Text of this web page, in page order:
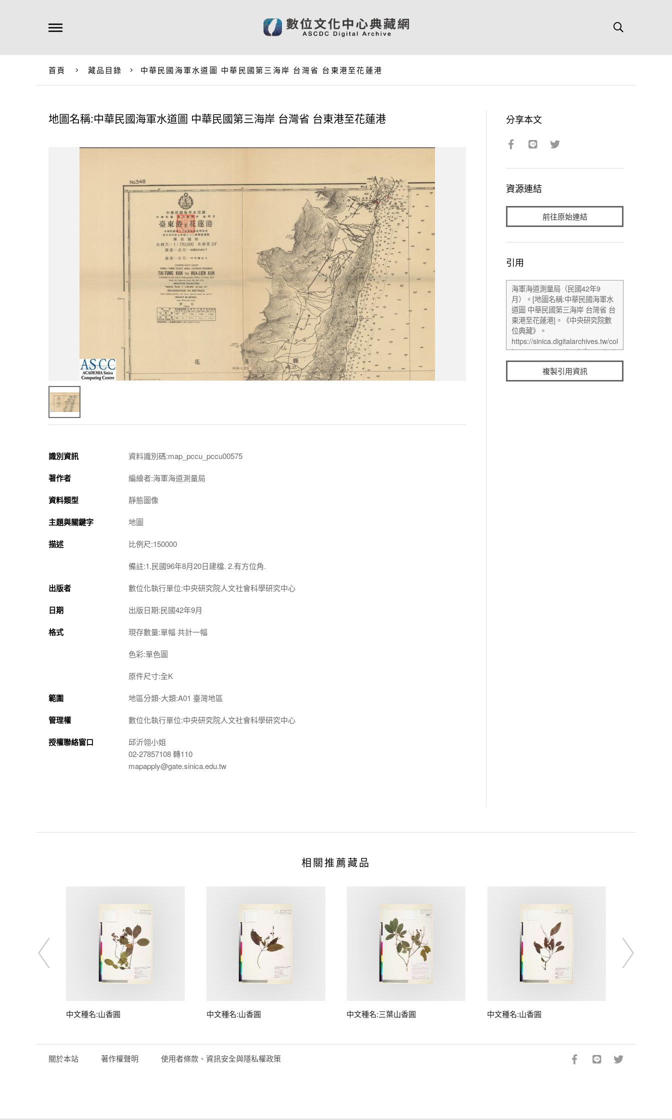
首頁 藏品目錄 中華民國海軍水道圖 中華民國第三海岸 台灣省 台東港至花蓮港
地圖名稱:中華民國海軍水道圖 中華民國第三海岸 台灣省 台東港至花蓮港
識別資訊 資料識別碼:map_pccu_pccu00575
著作者 編繪者:海軍海道測量局
資料類型 靜態圖像
主題與關鍵字 地圖
描述 比例尺:150000
備註:1.民國96年8月20日建檔. 2.有方位角.
出版者 數位化執行單位:中央研究院人文社會科學研究中心
日期 出版日期:民國42年9月
格式 現存數量:單幅 共計一幅
色彩:單色圖
原件尺寸:全K
範圍 地區分類-大類:A01 臺灣地區
管理權 數位化執行單位:中央研究院人文社會科學研究中心
授權聯絡窗口
邱沂翎小姐
02-27857108 轉110
mapapply@gate.sinica.edu.tw
分享本文
資源連結
前往原始連結
引用
複製引用資訊
相關推薦藏品
中文種名:山香圓 中文種名:山香圓 中文種名:三葉山香圓 中文種名:山香圓
關於本站 著作權聲明 使用者條款、資訊安全與隱私權政策